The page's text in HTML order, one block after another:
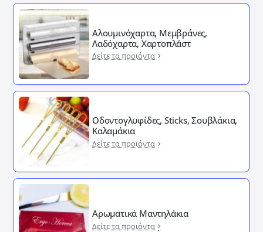
Αλουμινόχαρτα, Μεμβράνες,
Λαδόχαρτα, Χαρτοπλάστ
Δείτε τα προιόντα
Οδοντογλυφίδες, Sticks, Σουβλάκια,
Καλαμάκια
Δείτε τα προιόντα
Αρωματικά Μαντηλάκια
Δείτε τα προιόντα